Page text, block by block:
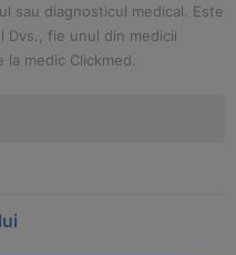
sau diagnosticul medical. Este
Dvs., fie unul din medicii
medic Clickmed.